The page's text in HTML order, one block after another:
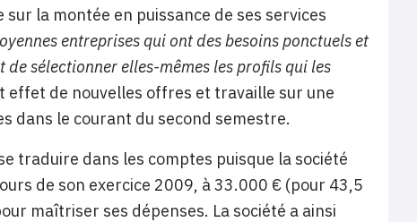
la montée en puissance de ses services
entreprises qui ont des besoins ponctuels et
sélectionner elles-mêmes les profils qui les
effet de nouvelles offres et travaille sur une
dans le courant du second semestre.
traduire dans les comptes puisque la société
de son exercice 2009, à 33.000 € (pour 43,5
maîtriser ses dépenses. La société a ainsi